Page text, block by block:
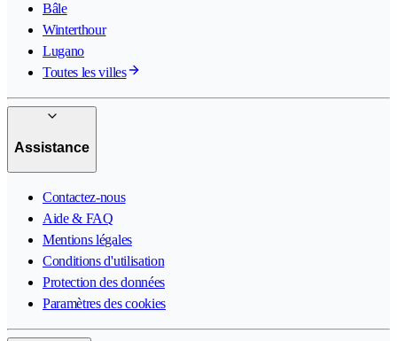
Bâle
Winterthour
Lugano
Toutes les villes
Assistance
Contactez-nous
Aide & FAQ
Mentions légales
Conditions d'utilisation
Protection des données
Paramètres des cookies